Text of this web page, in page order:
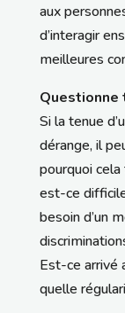
aux
d’interagir
meilleures
Questionne
Si la tenue
dérange, il
pourquoi
est-ce
besoin d’un
Est-ce arrivé
quelle